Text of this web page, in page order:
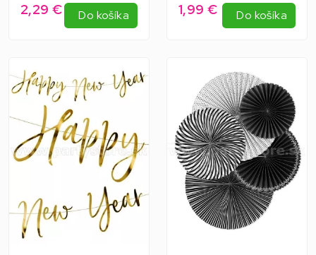
2,29 € Do košíka 1,99 € Do košíka